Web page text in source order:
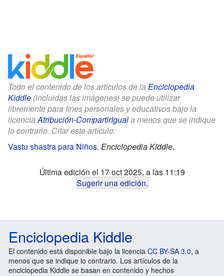
Todo el contenido de los artículos de la Enciclopedia
Kiddle (incluidas las imágenes) se puede utilizar
libremente para fines personales y educativos bajo la
licenciaAtribución-CompartirIguala menos que se indique
lo contrario. Citar este artículo:
Vastu shastra para Niños. Enciclopedia Kiddle.
Última edición el 17 oct 2025, a las 11:19
Sugerir una edición.
Enciclopedia Kiddle
El contenido está disponible bajo la licencia CC BY-SA 3.0, a
menos que se indique lo contrario. Los artículos de la
enciclopedia Kiddle se basan en contenido y hechos